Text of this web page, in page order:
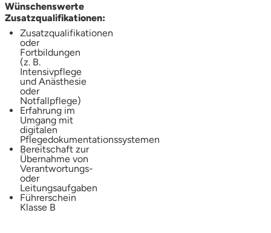
Wünschenswerte
Zusatzqualifikationen:
Zusatzqualifikationen
oder
Fortbildungen
(z. B.
Intensivpflege
und Anästhesie
oder
Notfallpflege)
Erfahrung im
Umgang mit
digitalen
Pflegedokumentationssystemen
Bereitschaft zur
Übernahme von
Verantwortungs-
oder
Leitungsaufgaben
Führerschein
Klasse B